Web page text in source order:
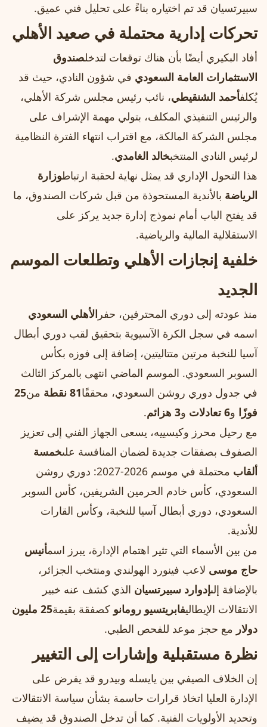
سبيرتسيان قد تم اختياره بناءً على تحليل فني عميق.
تحركات إدارية محتملة في صعيد الأهلي
أفاد البكيري أيضًا بأن هناك توقعات لتدخلصندوق
الاستثمارات العامة السعودي في شؤون النادي، حيث قد
يُكلفأحمد الشنقيطي، نائب رئيس مجلس شركة الأهلي،
والرئيس التنفيذي المكلف، بتولي مهمة الإشراف على
مجلس الشركة المالكة، مع اقتراب انتهاء الفترة النظامية
لرئيس النادي المنتخبخالد الغامدي.
هذا التحول الإداري قد يمثل نهاية لحقبة ارتباطوزارة
الرياضة بالأندية المستحوذة من قبل شركات الصندوق، ما
قد يفتح الباب أمام نموذج إدارة جديد يركز على
الاستقلالية المالية والرياضية.
خلفية إنجازات الأهلي وتطلعات الموسم
الجديد
منذ عودته إلى دوري المحترفين، حفر الأهلي السعودي
اسمه في سجل الكرة الآسيوية بتحقيق لقب دوري أبطال
آسيا للنخبة مرتين متتاليتين، إضافة إلى فوزه بكأس
السوبر السعودي. الموسم الماضي انتهى بالمركز الثالث
في جدول دوري روشن السعودي، محققًا81 نقطة من25
فوزًا و6 تعادلات و3 هزائم
.
مع رحيل محرز وكيسييه، يسعى الجهاز الفني إلى تعزيز
الصفوف بصفقات جديدة لضمان المنافسة علىخمسة
ألقاب
محتملة في موسم 2026-2027: دوري روشن
السعودي، كأس خادم الحرمين الشريفين، كأس السوبر
السعودي، دوري أبطال آسيا للنخبة، وكأس القارات
للأندية.
من بين الأسماء التي تثير اهتمام الإدارة، يبرز اسمأنيس
حاج موسى لاعب فينورد الهولندي ومنتخب الجزائر،
بالإضافة إلىإدوارد سبيرتسيان الذي كشف عنه خبير
الانتقالات الإيطاليفابريتسيو رومانو كصفقة بقيمة
25 مليون
دولار مع حجز موعد للفحص الطبي.
نظرة مستقبلية وإشارات إلى التغيير
إن الخلاف الصيفي بين يايسله وبيدرو قد يفرض على
الإدارة العليا اتخاذ قرارات حاسمة بشأن سياسة الانتقالات
وتحديد الأولويات الفنية. كما أن تدخل الصندوق قد يضيف